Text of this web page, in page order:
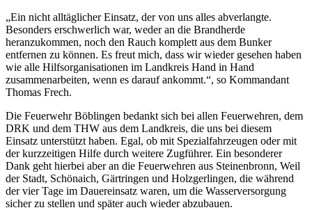
„Ein nicht alltäglicher Einsatz, der von uns alles abverlangte.
Besonders erschwerlich war, weder an die Brandherde
heranzukommen, noch den Rauch komplett aus dem Bunker
entfernen zu können. Es freut mich, dass wir wieder gesehen haben
wie alle Hilfsorganisationen im Landkreis Hand in Hand
zusammenarbeiten, wenn es darauf ankommt.“, so Kommandant
Thomas Frech.
Die Feuerwehr Böblingen bedankt sich bei allen Feuerwehren, dem
DRK und dem THW aus dem Landkreis, die uns bei diesem
Einsatz unterstützt haben. Egal, ob mit Spezialfahrzeugen oder mit
der kurzzeitigen Hilfe durch weitere Zugführer. Ein besonderer
Dank geht hierbei aber an die Feuerwehren aus Steinenbronn, Weil
der Stadt, Schönaich, Gärtringen und Holzgerlingen, die während
der vier Tage im Dauereinsatz waren, um die Wasserversorgung
sicher zu stellen und später auch wieder abzubauen.